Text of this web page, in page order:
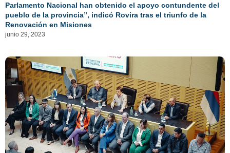
Parlamento Nacional han obtenido el apoyo contundente del
pueblo de la provincia”, indicó Rovira tras el triunfo de la
Renovación en Misiones
junio 29, 2023